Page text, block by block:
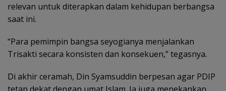
relevan untuk diterapkan dalam kehidupan berbangsa
saat ini.
“Para pemimpin bangsa seyogianya menjalankan
Trisakti secara konsisten dan konsekuen,” tegasnya.
Di akhir ceramah, Din Syamsuddin berpesan agar PDIP